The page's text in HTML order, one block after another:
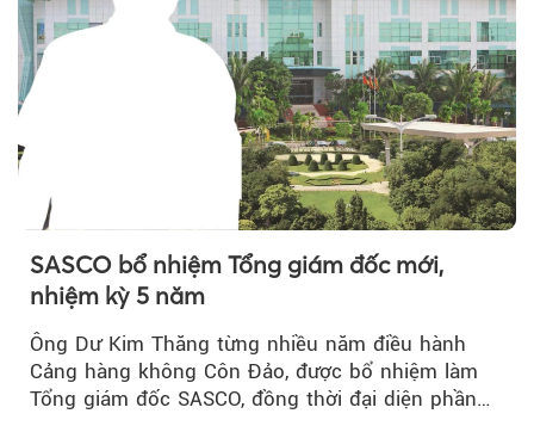
SASCO bổ nhiệm Tổng giám đốc mới,
nhiệm kỳ 5 năm
Ông Dư Kim Thăng từng nhiều năm điều hành
Cảng hàng không Côn Đảo, được bổ nhiệm làm
Tổng giám đốc SASCO, đồng thời đại diện phần